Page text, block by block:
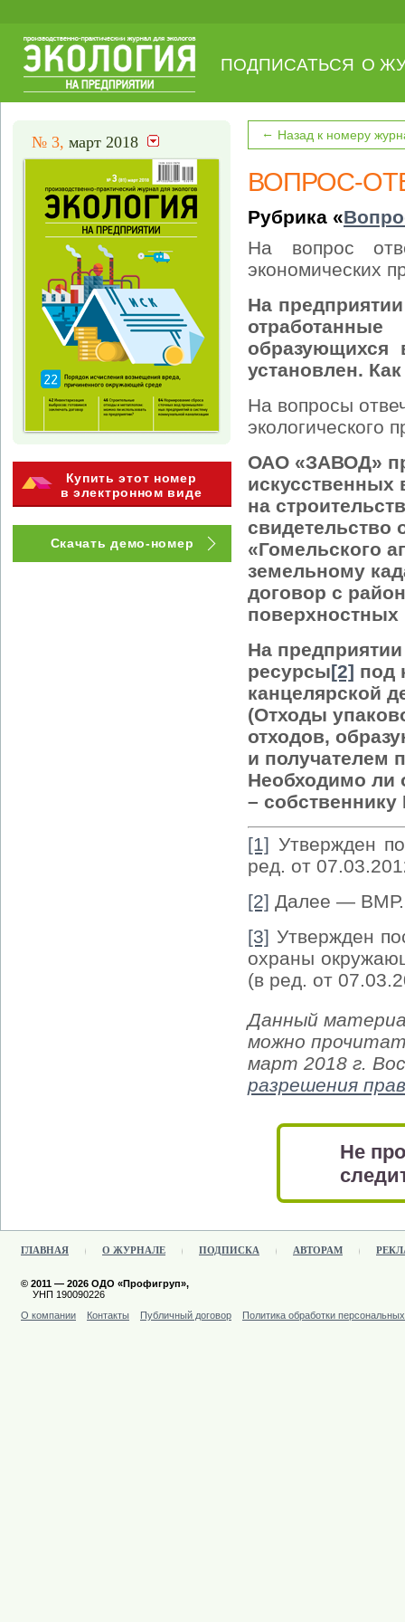
ПОДПИСАТЬСЯ О
№ 3, март 2018
Купить этот номер
в электронном виде
Скачать демо-номер
← Назад к номеру
ВОПРОС-
Рубрика «
На вопрос
экономических
На
образующихся
установлен.
На вопросы
экологического
ОАО «ЗАВОД»
искусственных
на
свидетельство
«Гомельского
земельному
договор с
На
ресурсы[2] под
канцелярской
(Отходы
отходов,
и получателем
Необходимо ли
–
[1] Утвержден
ред. от
[2] Далее — ВМР.
[3] Утвержден
охраны
(в ред. от
Данный
можно
март 2018 г.
разрешения
Не
ГЛАВНАЯ О ЖУРНАЛЕ ПОДПИСКА АВТОРАМ
© 2011 — 2026 ОДО «Профигруп»,
УНП 190090226
О компании
Контакты Публичный договор Политика обработки